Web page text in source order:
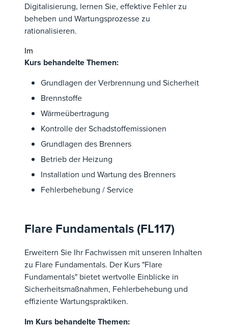
Digitalisierung, lernen Sie, effektive Fehler zu
beheben und Wartungsprozesse zu
rationalisieren.
Im
Kurs behandelte Themen:
Grundlagen der Verbrennung und Sicherheit
Brennstoffe
Wärmeübertragung
Kontrolle der Schadstoffemissionen
Grundlagen des Brenners
Betrieb der Heizung
Installation und Wartung des Brenners
Fehlerbehebung / Service
Flare Fundamentals (FL117)
Erweitern Sie Ihr Fachwissen mit unseren Inhalten
zu Flare Fundamentals. Der Kurs "Flare
Fundamentals" bietet wertvolle Einblicke in
Sicherheitsmaßnahmen, Fehlerbehebung und
effiziente Wartungspraktiken.
Im Kurs behandelte Themen: